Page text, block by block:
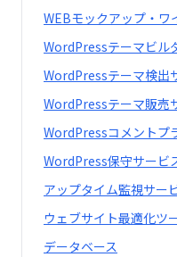
WEBモックアップ・ワ
WordPressテーマビル
WordPressテーマ検出
WordPressテーマ販売
WordPressコメントプ
WordPress保守サービ
アップタイム監視サー
ウェブサイト最適化ツ
データベース